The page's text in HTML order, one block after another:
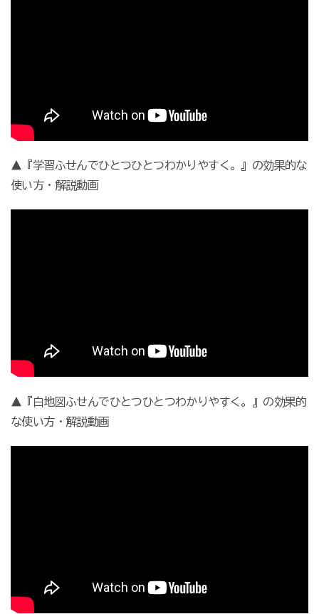
▲『学習ふせんでひとつひとつわかりやすく。』の効果的な
使い方・解説動画
▲『白地図ふせんでひとつひとつわかりやすく。』の効果的
な使い方・解説動画